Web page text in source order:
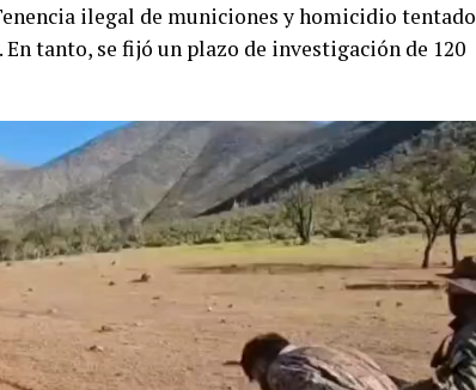
ilegal de municiones y homicidio tentado
tanto, se fijó un plazo de investigación de 120